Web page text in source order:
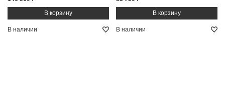
В наличии В наличии